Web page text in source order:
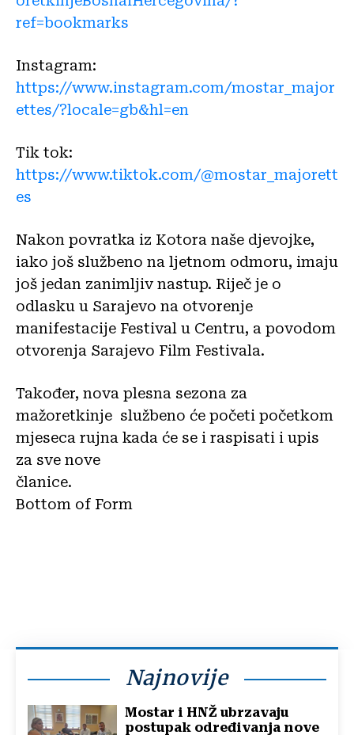
ref=bookmarks
Instagram:
https://www.instagram.com/mostar_major
ettes/?locale=gb&hl=en
Tik tok:
https://www.tiktok.com/@mostar_majorett
es
Nakon povratka iz Kotora naše djevojke,
iako još službeno na ljetnom odmoru, imaju
još jedan zanimljiv nastup. Riječ je o
odlasku u Sarajevo na otvorenje
manifestacije Festival u Centru, a povodom
otvorenja Sarajevo Film Festivala.
Također, nova plesna sezona za
mažoretkinje službeno će početi početkom
mjeseca rujna kada će se i raspisati i upis
za sve nove
članice.
Bottom of Form
Najnovije
Mostar i HNŽ ubrzavaju
postupak određivanja nove